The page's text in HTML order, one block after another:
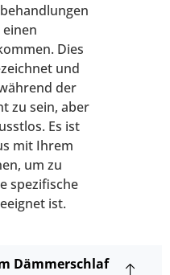
Dies
und
der
zu sein, aber
Es ist
mit Ihrem
um zu
spezifische
ist.
Dämmerschlaf